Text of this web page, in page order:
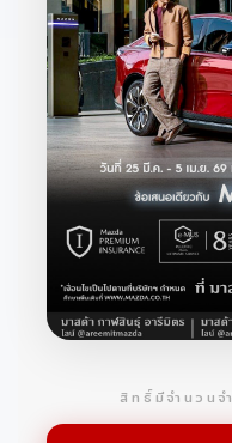
สิทธิ์มีจำนวน